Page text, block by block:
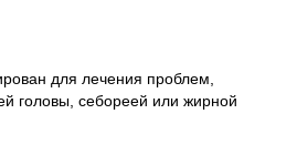
для лечения проблем,
головы, себореей или жирной